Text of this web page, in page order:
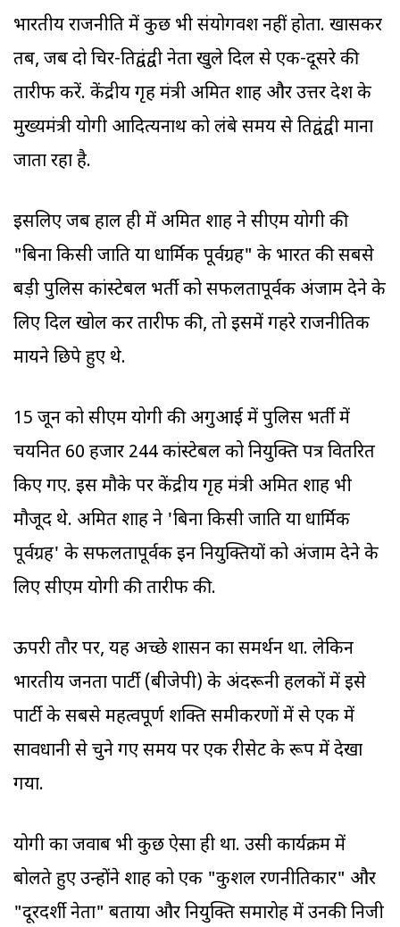
भारतीय राजनीति में कुछ भी संयोगवश नहीं होता. खासकर
तब, जब दो चिर-प्रतिद्वंद्वी नेता खुले दिल से एक-दूसरे की
तारीफ करें. केंद्रीय गृह मंत्री अमित शाह और उत्तर प्रदेश के
मुख्यमंत्री योगी आदित्यनाथ को लंबे समय से प्रतिद्वंद्वी माना
जाता रहा है.
इसलिए जब हाल ही में अमित शाह ने सीएम योगी की
"बिना किसी जाति या धार्मिक पूर्वग्रह" के भारत की सबसे
बड़ी पुलिस कांस्टेबल भर्ती को सफलतापूर्वक अंजाम देने के
लिए दिल खोल कर तारीफ की, तो इसमें गहरे राजनीतिक
मायने छिपे हुए थे.
15 जून को सीएम योगी की अगुआई में पुलिस भर्ती में
चयनित 60 हजार 244 कांस्टेबल को नियुक्ति पत्र वितरित
किए गए. इस मौके पर केंद्रीय गृह मंत्री अमित शाह भी
मौजूद थे. अमित शाह ने 'बिना किसी जाति या धार्मिक
पूर्वग्रह' के सफलतापूर्वक इन नियुक्तियों को अंजाम देने के
लिए सीएम योगी की तारीफ की.
ऊपरी तौर पर, यह अच्छे शासन का समर्थन था. लेकिन
भारतीय जनता पार्टी (बीजेपी) के अंदरूनी हलकों में इसे
पार्टी के सबसे महत्वपूर्ण शक्ति समीकरणों में से एक में
सावधानी से चुने गए समय पर एक रीसेट के रूप में देखा
गया.
योगी का जवाब भी कुछ ऐसा ही था. उसी कार्यक्रम में
बोलते हुए उन्होंने शाह को एक "कुशल रणनीतिकार" और
"दूरदर्शी नेता" बताया और नियुक्ति समारोह में उनकी निजी